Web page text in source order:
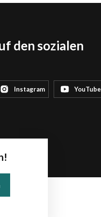
den sozialen
Instagram YouTube